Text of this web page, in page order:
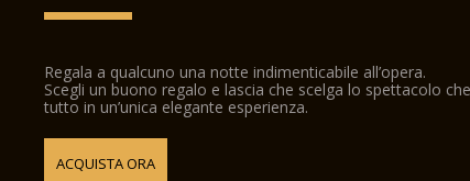
Regala a qualcuno una notte indimenticabile all’opera.
Scegli un buono regalo e lascia che scelga lo spettacolo
tutto in un’unica elegante esperienza.
ACQUISTA ORA